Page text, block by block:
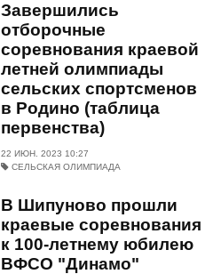
Завершились
отборочные
соревнования краевой
летней олимпиады
сельских спортсменов
в Родино (таблица
первенства)
22 ИЮН. 2023 10:27
СЕЛЬСКАЯ ОЛИМПИАДА
В Шипуново прошли
краевые соревнования
к 100-летнему юбилею
ВФСО "Динамо"